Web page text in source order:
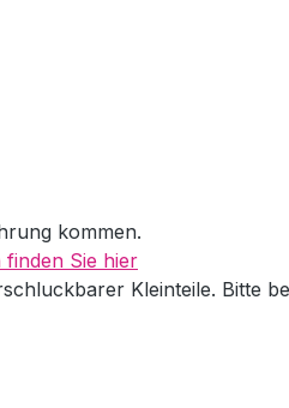
kommen.
Sie hier
Kleinteile. Bitte